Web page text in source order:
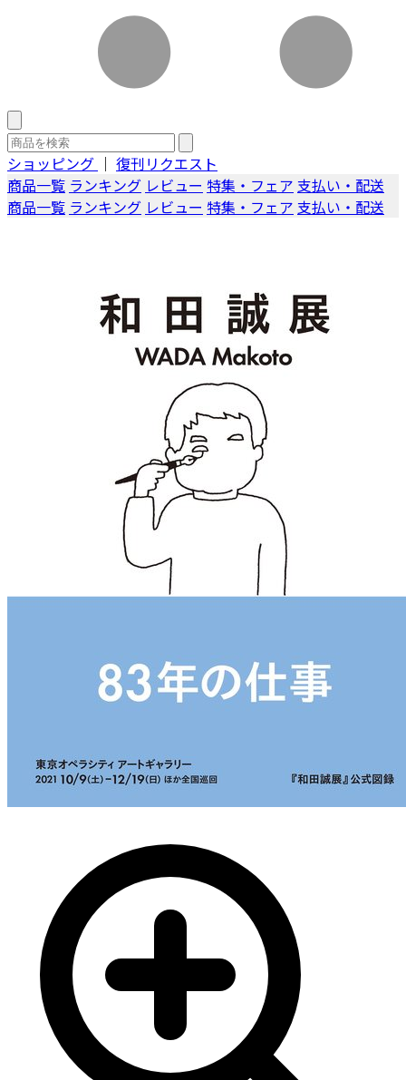
ショッピング ｜ 復刊リクエスト
商品一覧 ランキング レビュー 特集・フェア 支払い・配送
商品一覧 ランキング レビュー 特集・フェア 支払い・配送